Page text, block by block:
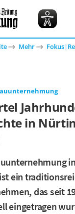
Mehr
in
ein
das seit
eingetragen